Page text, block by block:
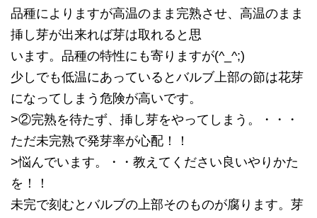
品種によりますが高温のまま完熟させ、高温のまま
挿し芽が出来れば芽は取れると思
います。品種の特性にも寄りますが(^_^;)
少しでも低温にあっているとバルブ上部の節は花芽
になってしまう危険が高いです。
>②完熟を待たず、挿し芽をやってしまう。・・・
ただ未完熟で発芽率が心配！！
>悩んでいます。・・教えてください良いやりかた
を！！
未完で刻むとバルブの上部そのものが腐ります。芽